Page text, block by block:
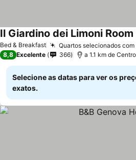
Bed & Breakfast Quartos selecionados
Il Giardino dei Limoni
8,8 Excelente 366 a 1.1 km de
Selecione as datas para ver os
exatos.